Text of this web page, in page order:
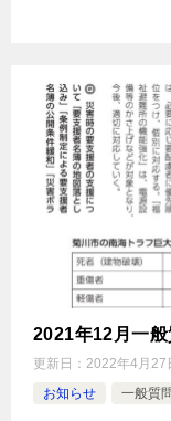
2021年12月一
更新日： 2022年4月27
お知らせ
一般質